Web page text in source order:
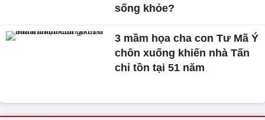
sống khỏe?
3 mầm họa cha con Tư Mã Ý
chôn xuống khiến nhà Tấn
chỉ tồn tại 51 năm